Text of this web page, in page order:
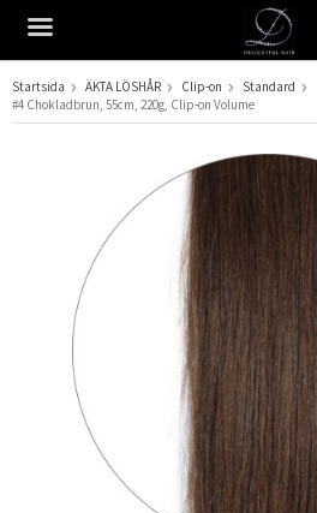
Produkten har blivit tillagd i
Startsida ÄKTA LÖSHÅR Clip-on
Standard
#4 Chokladbrun, 55cm, 220g, Clip-on Volume